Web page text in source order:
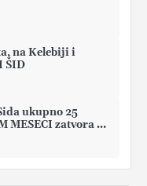
na Kelebiji i
ŠID
ukupno 25
MESECI zatvora –